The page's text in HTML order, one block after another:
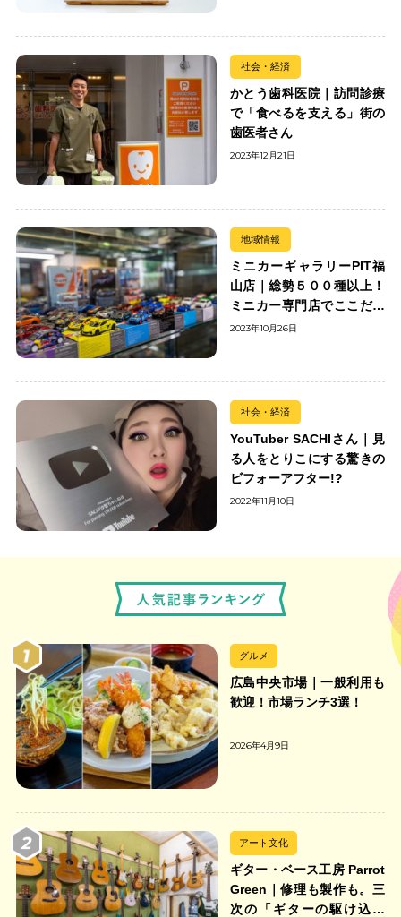
社会・経済
かとう歯科医院｜訪問診療
で「食べるを支える」街の
歯医者さん
2023年12月21日
地域情報
ミニカーギャラリーPIT福
山店｜総勢５００種以上！
ミニカー専門店でここだけ
の出会いを楽しもう
2023年10月26日
社会・経済
YouTuber SACHIさん｜見
る人をとりこにする驚きの
ビフォーアフター!?
2022年11月10日
グルメ
広島中央市場｜一般利用も
歓迎！市場ランチ3選！
2026年4月9日
アート文化
ギター・ベース工房 Parrot
Green｜修理も製作も。三
次の「ギターの駆け込み